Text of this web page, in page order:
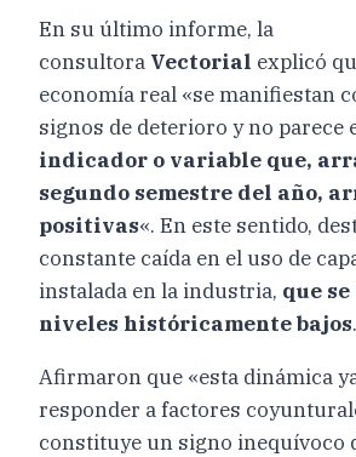
En su último informe, la
consultora Vectorial explicó
economía real «se manifiestan
signos de deterioro y no parece
indicador o variable que,
segundo semestre del año,
positivas«. En este sentido,
constante caída en el uso de
instalada en la industria, que
niveles históricamente bajos.
Afirmaron que «esta dinámica
responder a factores
constituye un signo inequívoco